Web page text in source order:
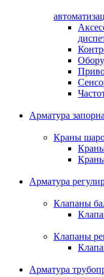
Арматура
Краны
Арматура
Клапаны
Клапаны
Арматура